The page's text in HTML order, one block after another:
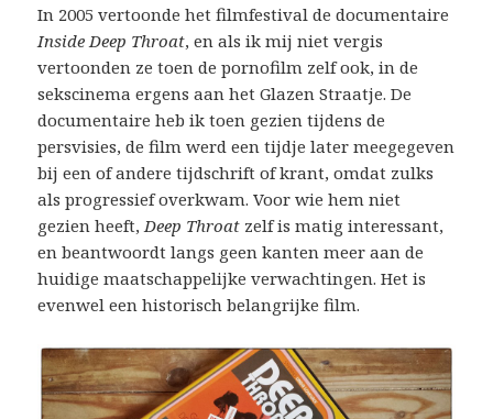
In 2005 vertoonde het filmfestival de documentaire
Inside Deep Throat, en als ik mij niet vergis
vertoonden ze toen de pornofilm zelf ook, in de
sekscinema ergens aan het Glazen Straatje. De
documentaire heb ik toen gezien tijdens de
persvisies, de film werd een tijdje later meegegeven
bij een of andere tijdschrift of krant, omdat zulks
als progressief overkwam. Voor wie hem niet
gezien heeft,Deep Throat zelf is matig interessant,
en beantwoordt langs geen kanten meer aan de
huidige maatschappelijke verwachtingen. Het is
evenwel een historisch belangrijke film.